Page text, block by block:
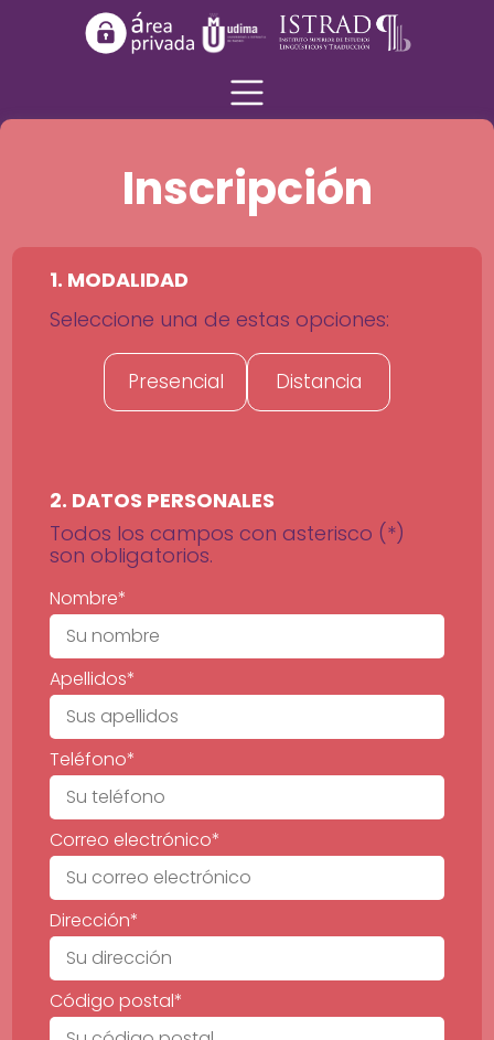
Inscripción
1. MODALIDAD
Seleccione una de estas opciones:
Presencial Distancia
2. DATOS PERSONALES
Todos los campos con asterisco (*)
son obligatorios.
Nombre*
Apellidos*
Teléfono*
Correo electrónico*
Dirección*
Código postal*